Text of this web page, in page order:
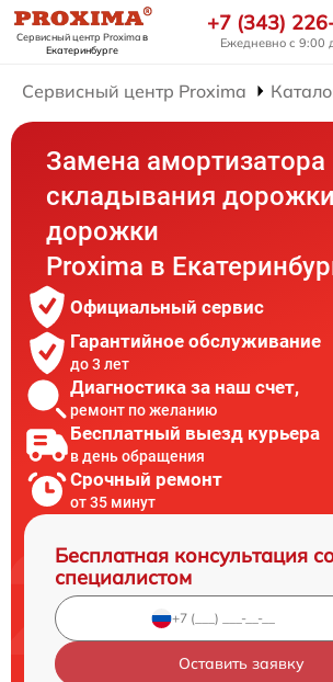
Сервисный центр Proximaв
Екатеринбурге
+7 (343)
Ежедневно с 9:00
Сервисный центр Proxima
Замена амортизатора
складывания
дорожки
Proxima в
Официальный сервис
Гарантийное обслуживание
до 3 лет
Диагностика за наш счет,
ремонт по желанию
Бесплатный выезд курьера
в день обращения
Срочный ремонт
от 35 минут
Бесплатная консультация
специалистом
Оставить заявку